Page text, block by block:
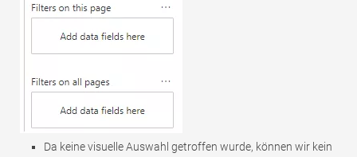
Da keine visuelle Auswahl getroffen wurde, können wir kein